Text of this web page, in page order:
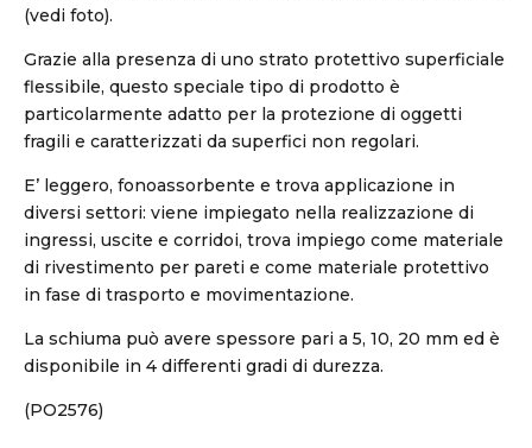
(vedi foto).
Grazie alla presenza di uno strato protettivo superficiale
flessibile, questo speciale tipo di prodotto è
particolarmente adatto per la protezione di oggetti
fragili e caratterizzati da superfici non regolari.
E’ leggero, fonoassorbente e trova applicazione in
diversi settori: viene impiegato nella realizzazione di
ingressi, uscite e corridoi, trova impiego come materiale
di rivestimento per pareti e come materiale protettivo
in fase di trasporto e movimentazione.
La schiuma può avere spessore pari a 5, 10, 20 mm ed è
disponibile in 4 differenti gradi di durezza.
(PO2576)